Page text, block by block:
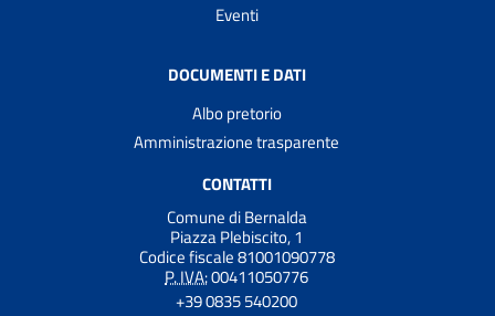
Eventi
DOCUMENTI E DATI
Albo pretorio
Amministrazione trasparente
CONTATTI
Comune di Bernalda
Piazza Plebiscito, 1
Codice fiscale 81001090778
P. IVA:00411050776
+39 0835 540200